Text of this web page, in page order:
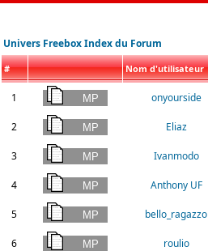
Univers Freebox Index du Forum
# Nom d'utilisateur
1 onyourside
2 Eliaz
3 Ivanmodo
4 Anthony UF
5 bello_ragazzo
6 roulio